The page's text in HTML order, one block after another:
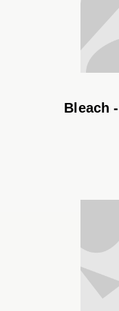
Bleach